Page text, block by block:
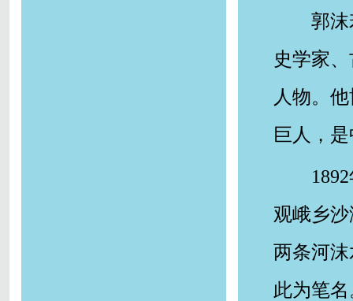
郭
史学家
人物。
巨人，
观峨乡
两条河
此为笔